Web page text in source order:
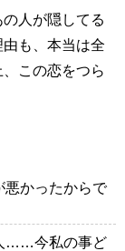
人が隠してる
も、本当は全
この恋をつら
かったからで
……今私の事ど